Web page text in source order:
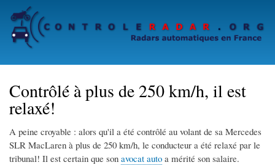
to
main
Contrôlé à plus de 250 km/h, il est
relaxé!
A peine croyable : alors qu'il a été contrôlé au volant de sa Mercedes
SLR MacLaren à plus de 250 km/h, le conducteur a été relaxé par le
tribunal! Il est certain que son avocat auto a mérité son salaire.